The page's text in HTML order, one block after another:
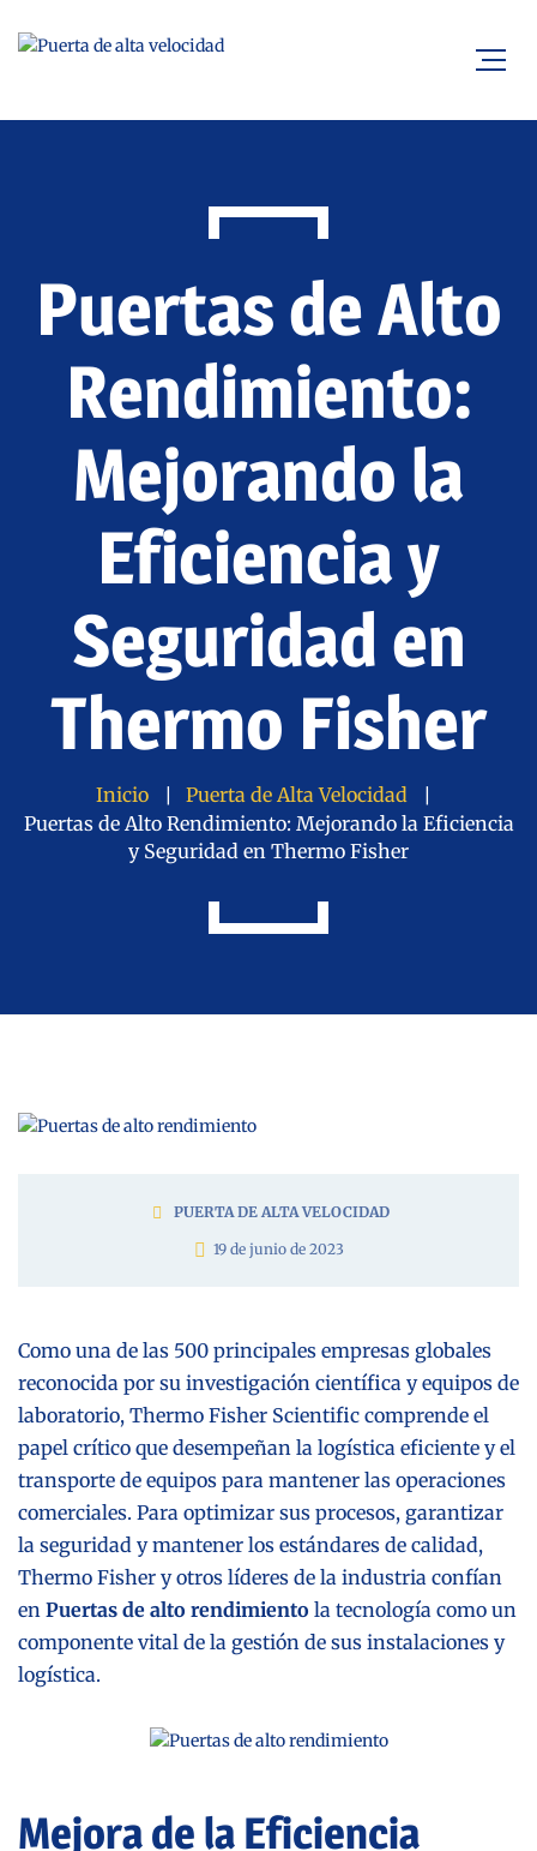
Puertas de Alto
Rendimiento:
Mejorando la
Eficiencia y
Seguridad en
Thermo Fisher
Inicio
Puerta de Alta Velocidad
Puertas de Alto Rendimiento: Mejorando la Eficiencia
y Seguridad en Thermo Fisher
PUERTA DE ALTA VELOCIDAD
19 de junio de 2023
Como una de las 500 principales empresas globales
reconocida por su investigación científica y equipos de
laboratorio, Thermo Fisher Scientific comprende el
papel crítico que desempeñan la logística eficiente y el
transporte de equipos para mantener las operaciones
comerciales. Para optimizar sus procesos, garantizar
la seguridad y mantener los estándares de calidad,
Thermo Fisher y otros líderes de la industria confían
en Puertas de alto rendimiento la tecnología como un
componente vital de la gestión de sus instalaciones y
logística.
Mejora de la Eficiencia